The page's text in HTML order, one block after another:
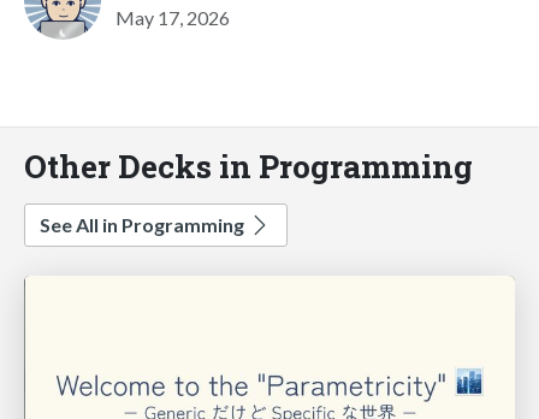
May 17, 2026
Other Decks in Programming
See All in Programming